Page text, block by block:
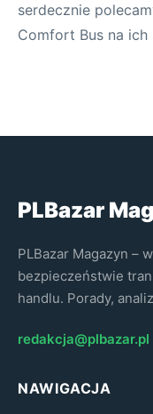
serdecznie
Comfort Bus na
PLBazar
PLBazar Magazyn –
bezpieczeństwie
handlu. Porady,
redakcja@plbazar.pl
NAWIGACJA